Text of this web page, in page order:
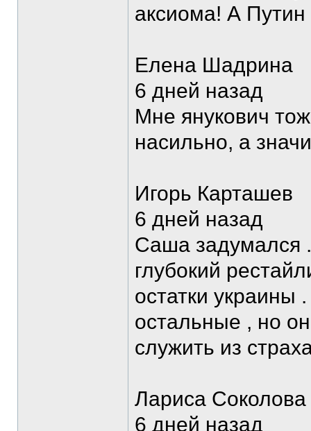
аксиома! А
Елена Шадрина
6 дней назад
Мне янукович
насильно, а
Игорь Карташев
6 дней назад
Саша задумался
глубокий
остатки украины
остальные , но
служить из
Лариса Соколова
6 дней назад